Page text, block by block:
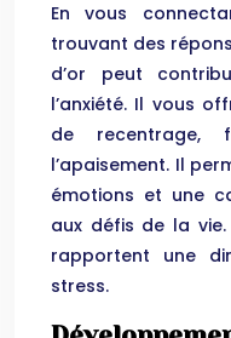
En vous
trouvant des
d’or peut
l’anxiété. Il vous
de recentrage,
l’apaisement. Il
émotions et une
aux défis de la
rapportent une
stress.